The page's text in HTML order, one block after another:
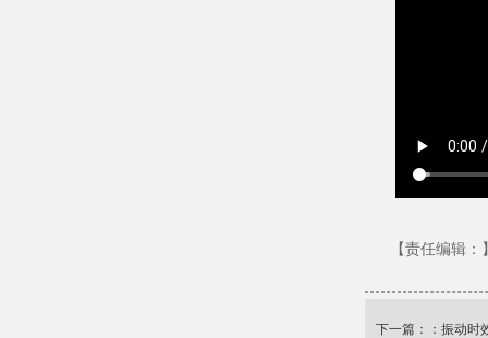
【责任编辑：
下一篇：： 振动时